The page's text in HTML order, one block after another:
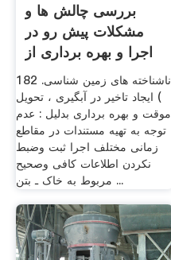
بررسی چالش ها و
مشکلات پیش رو در
اجرا و بهره برداری از
...
ناشناخته های زمین شناسی. 182
) ایجاد تاخیر در آبگیری ، تحویل
موقت و بهره برداری بدلیل : عدم
توجه به تهیه مستندات در مقاطع
زمانی مختلف اجرا ثبت وضبط
نکردن اطلاعات کافی وصحیح
مربوط به خاک ـ بتن ...